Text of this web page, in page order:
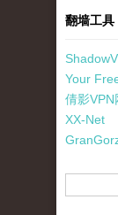
翻墙工具
Your
倩影VPN
XX-Net